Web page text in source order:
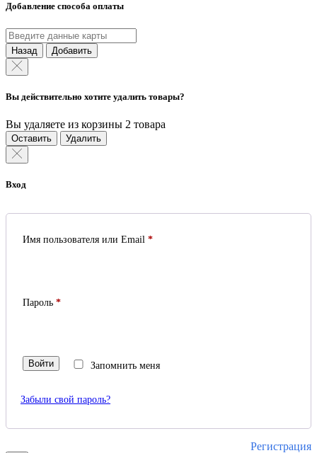
Добавление способа оплаты
Назад Добавить
Вы действительно хотите удалить товары?
Вы удаляете из корзины 2 товара
Оставить Удалить
Вход
Имя пользователя или Email *Обязательно
Пароль *Обязательно
Запомнить меня
Войти
Забыли свой пароль?
Регистрация